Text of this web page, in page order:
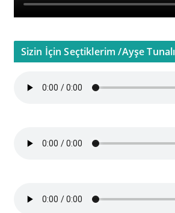
Sizin İçin Seçtiklerim /Ayşe Tunalı